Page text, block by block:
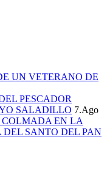
UN VETERANO DE
PESCADOR
SALADILLO 7.Ago
EN LA
SANTO DEL PAN